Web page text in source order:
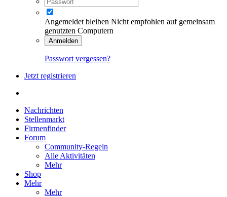
Angemeldet bleiben Nicht empfohlen auf gemeinsam
genutzten Computern
Anmelden
Passwort vergessen?
Jetzt registrieren
Nachrichten
Stellenmarkt
Firmenfinder
Forum
Community-Regeln
Alle Aktivitäten
Mehr
Shop
Mehr
Mehr